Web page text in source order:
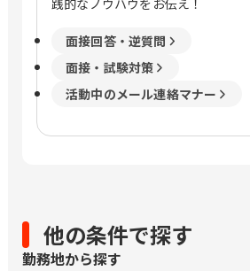
践的なノウハウをお伝え！
面接回答・逆質問
面接・試験対策
活動中のメール連絡マナー
他の条件で探す
勤務地から探す